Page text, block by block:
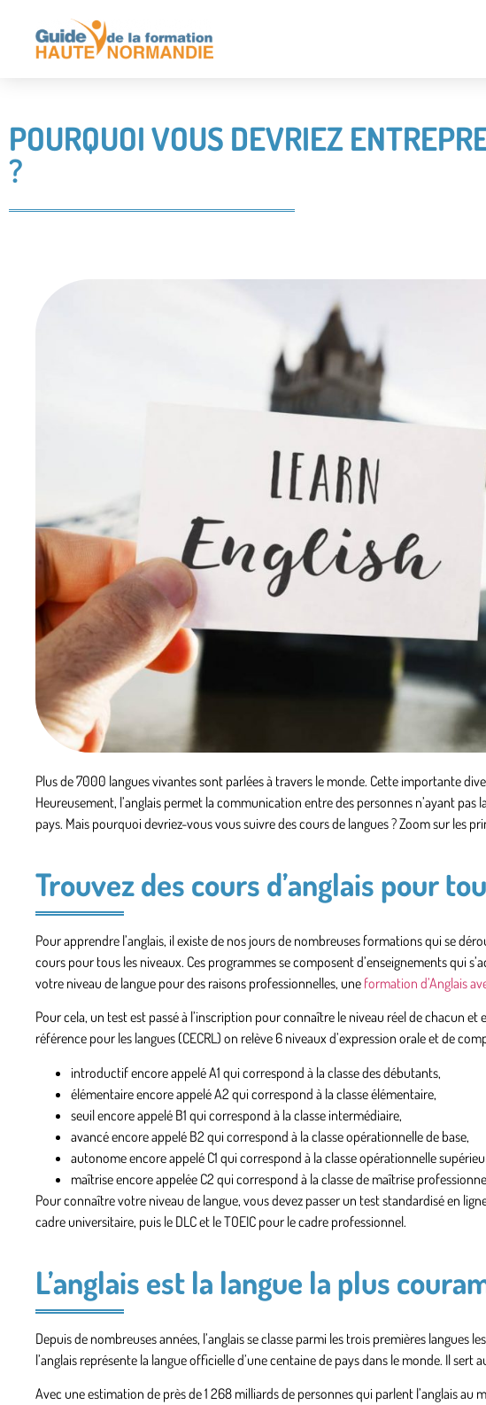
POURQUOI VOUS DEVRIEZ
?
Plus de 7000 langues vivantes sont parlées à travers le monde. Cette importante
Heureusement, l’anglais permet la communication entre des personnes n’ayant
pays. Mais pourquoi devriez-vous vous suivre des cours de langues ? Zoom sur les
Trouvez des cours d’anglais pour
Pour apprendre l’anglais, il existe de nos jours de nombreuses formations qui se
cours pour tous les niveaux. Ces programmes se composent d’enseignements qui
votre niveau de langue pour des raisons professionnelles, une formation d’Anglais
Pour cela, un test est passé à l’inscription pour connaître le niveau réel de chacun
référence pour les langues (CECRL) on relève 6 niveaux d’expression orale et de
introductif encore appelé A1 qui correspond à la classe des débutants,
élémentaire encore appelé A2 qui correspond à la classe élémentaire,
seuil encore appelé B1 qui correspond à la classe intermédiaire,
avancé encore appelé B2 qui correspond à la classe opérationnelle de base,
autonome encore appelé C1 qui correspond à la classe opérationnelle
maîtrise encore appelée C2 qui correspond à la classe de maîtrise
Pour connaître votre niveau de langue, vous devez passer un test standardisé en
cadre universitaire, puis le DLC et le TOEIC pour le cadre professionnel.
L’anglais est la langue la plus
Depuis de nombreuses années, l’anglais se classe parmi les trois premières langues
l’anglais représente la langue officielle d’une centaine de pays dans le monde. Il sert
Avec une estimation de près de 1 268 milliards de personnes qui parlent l’anglais